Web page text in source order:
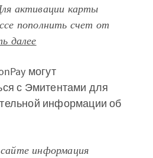
активации карты
пополнить счет от
далее
могут
с Эмитентами для
информации об
информация